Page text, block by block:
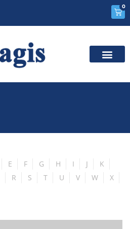
0
E F G H I J
K
R S T U V W
X